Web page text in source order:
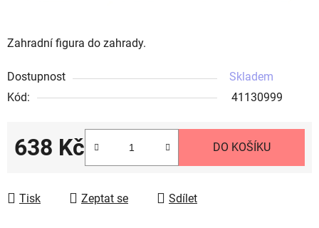
Zahradní figura do zahrady.
Dostupnost
Skladem
Kód:
41130999
638 Kč DO KOŠÍKU
Tisk Zeptat se Sdílet